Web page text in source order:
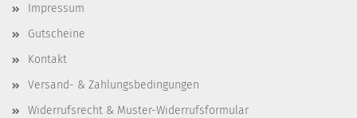
Impressum
Gutscheine
Kontakt
Versand- & Zahlungsbedingungen
Widerrufsrecht & Muster-Widerrufsformular